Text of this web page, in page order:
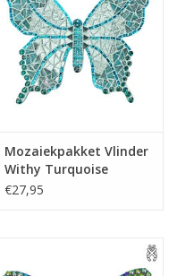
Mozaiekpakket Vlinder
Withy Turquoise
€27,95